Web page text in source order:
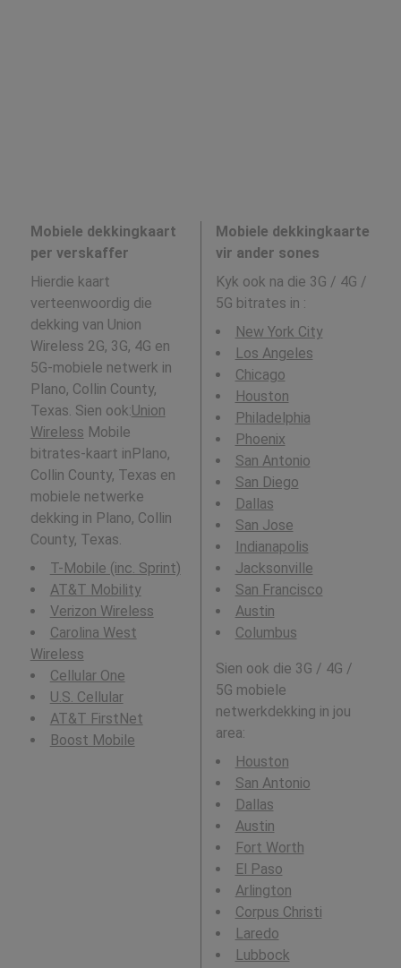
Mobiele dekkingkaart
per verskaffer
Hierdie kaart
verteenwoordig die
dekking van Union
Wireless 2G, 3G, 4G en
5G-mobiele netwerk in
Plano, Collin County,
Texas. Sien ook:Union
Wireless Mobile
bitrates-kaart inPlano,
Collin County, Texas en
mobiele netwerke
dekking in Plano, Collin
County, Texas.
T-Mobile (inc. Sprint)
AT&T Mobility
Verizon Wireless
Carolina West
Wireless
Cellular One
U.S. Cellular
AT&T FirstNet
Boost Mobile
Mobiele dekkingkaarte
vir ander sones
Kyk ook na die 3G / 4G /
5G bitrates in :
New York City
Los Angeles
Chicago
Houston
Philadelphia
Phoenix
San Antonio
San Diego
Dallas
San Jose
Indianapolis
Jacksonville
San Francisco
Austin
Columbus
Sien ook die 3G / 4G /
5G mobiele
netwerkdekking in jou
area:
Houston
San Antonio
Dallas
Austin
Fort Worth
El Paso
Arlington
Corpus Christi
Laredo
Lubbock